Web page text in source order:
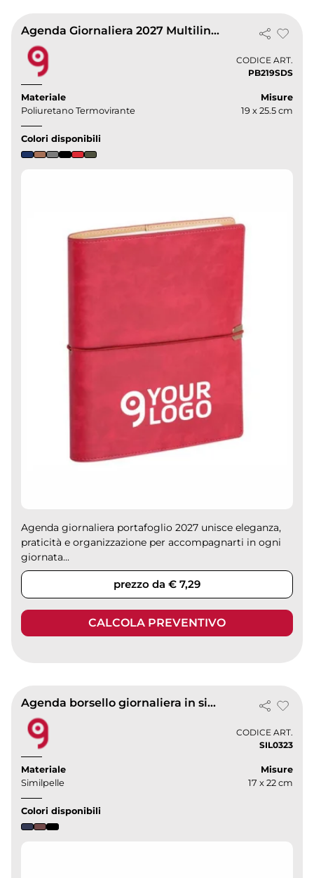
Agenda Giornaliera 2027 Multilingua 17x24 cm
CODICE ART.
PB219SDS
Materiale
Poliuretano Termovirante
Misure
19 x 25.5 cm
Colori disponibili
Agenda giornaliera portafoglio 2027 unisce eleganza,
praticità e organizzazione per accompagnarti in ogni
giornata...
prezzo da € 7,29
CALCOLA PREVENTIVO
Agenda borsello giornaliera in similpelle 15 x 21
CODICE ART.
SIL0323
Materiale
Similpelle
Misure
17 x 22 cm
Colori disponibili